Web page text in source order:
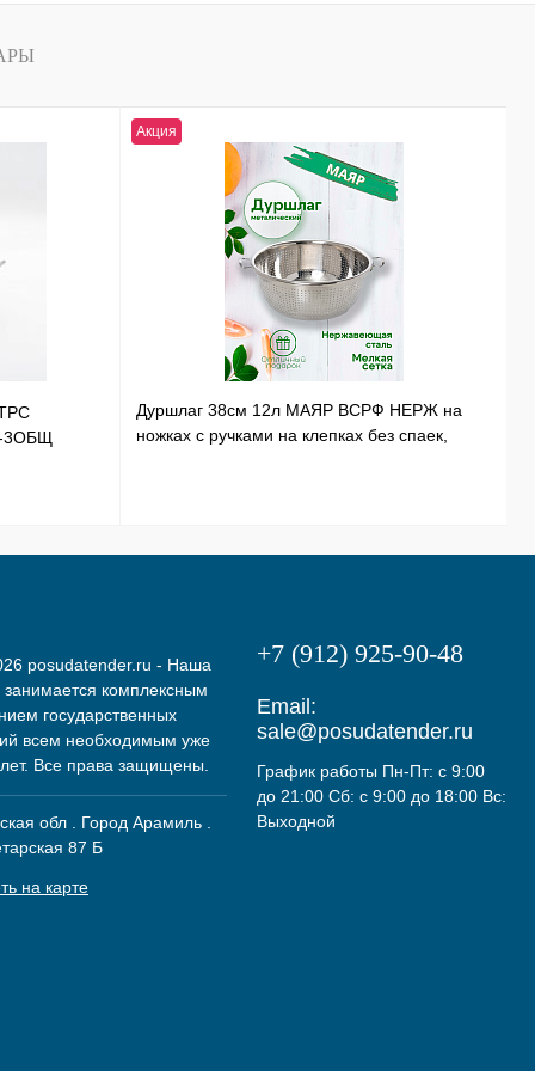
3ОБЩ
Акция
Дуршлаг 38см 12л МАЯР ВСРФ НЕРЖ на
ножках с ручками на клепках без спаек,
posudatender.ru - Наша
комплексным
государственных
всем необходимым уже
Все права защищены.
обл . Город Арамиль .
87 Б
на карте
+7 (912) 925-90-48
Email:
sale@posudatender.ru
График работы Пн-Пт: с 9:00
до 21:00 Сб: с 9:00 до 18:00 Вс:
Выходной